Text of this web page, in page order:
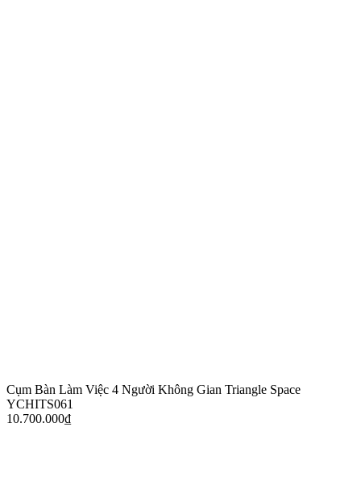
Cụm Bàn Làm Việc 4 Người Không Gian Triangle Space
YCHITS061
10.700.000₫